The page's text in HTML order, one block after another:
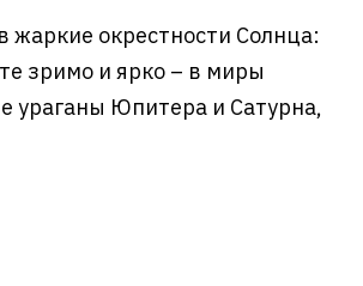
окрестности Солнца:
зримо и ярко – в миры
ураганы Юпитера и Сатурна,